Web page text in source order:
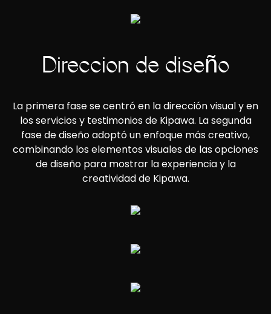
Dirección de diseño
La primera fase se centró en la dirección visual y en
los servicios y testimonios de Kipawa. La segunda
fase de diseño adoptó un enfoque más creativo,
combinando los elementos visuales de las opciones
de diseño para mostrar la experiencia y la
creatividad de Kipawa.